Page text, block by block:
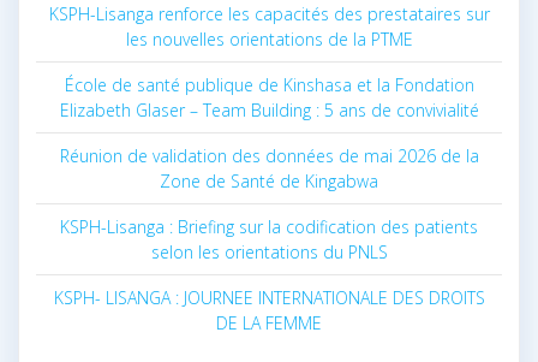
KSPH-Lisanga renforce les capacités des prestataires sur
les nouvelles orientations de la PTME
École de santé publique de Kinshasa et la Fondation
Elizabeth Glaser – Team Building : 5 ans de convivialité
Réunion de validation des données de mai 2026 de la
Zone de Santé de Kingabwa
KSPH-Lisanga : Briefing sur la codification des patients
selon les orientations du PNLS
KSPH- LISANGA : JOURNEE INTERNATIONALE DES DROITS
DE LA FEMME